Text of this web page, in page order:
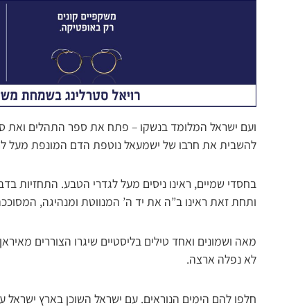
ועם ישראל המלומד בנשקו – פתח את ספר התהלים ואת
להשבית את חרבו של ישמעאל נוטפת הדם המונפת מעל
בחסדי שמיים, ראינו ניסים מעל לגדרי הטבע.
ותחת זאת ראינו ב”ה את יד ה’ המנווטת ומנהיגה,
מאה ושמונים ואחד טילים בליסטיים שיגרו הצוררים
לא נפלה ארצה.
חלפו להם הימים הנוראים. עם ישראל השוכן בארץ